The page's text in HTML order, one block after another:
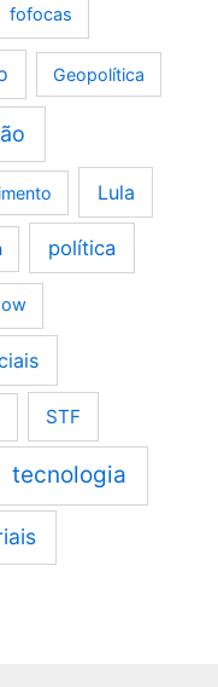
fofocas
Geopolítica
Lula
política
STF
tecnologia